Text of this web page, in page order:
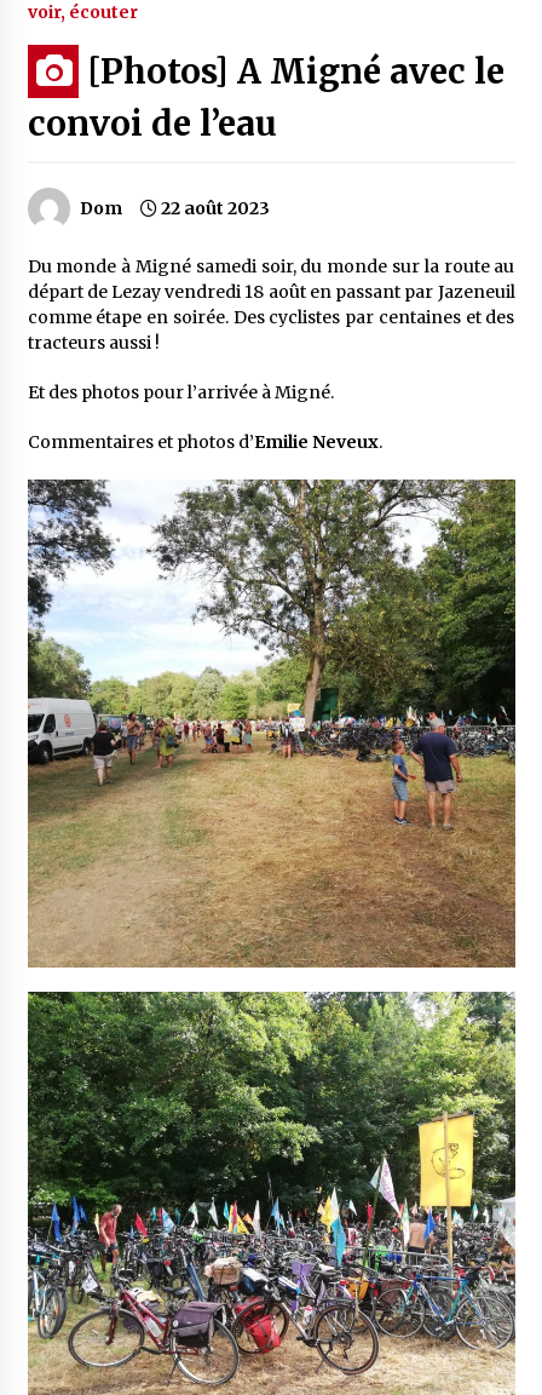
voir, écouter
[Photos] A Migné avec le
convoi de l’eau
Dom 22 août 2023
Du monde à Migné samedi soir, du monde sur la route au
départ de Lezay vendredi 18 août en passant par Jazeneuil
comme étape en soirée. Des cyclistes par centaines et des
tracteurs aussi !
Et des photos pour l’arrivée à Migné.
Commentaires et photos d’Emilie Neveux.